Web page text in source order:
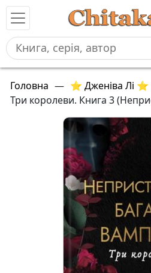
Головна — ⭐ Дженіва Лі ⭐
Три королеви. Книга 3